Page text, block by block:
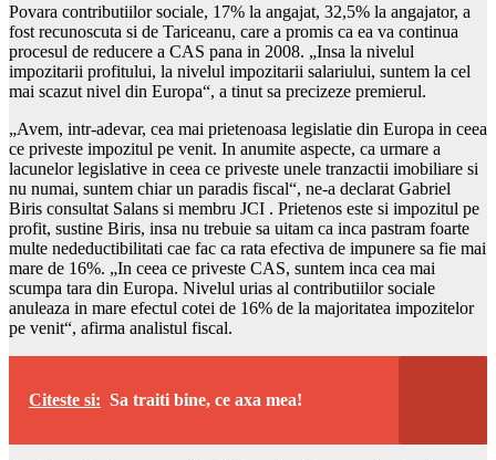
Povara contributiilor sociale, 17% la angajat, 32,5% la angajator, a
fost recunoscuta si de Tariceanu, care a promis ca ea va continua
procesul de reducere a CAS pana in 2008. „Insa la nivelul
impozitarii profitului, la nivelul impozitarii salariului, suntem la cel
mai scazut nivel din Europa“, a tinut sa precizeze premierul.
„Avem, intr-adevar, cea mai prietenoasa legislatie din Europa in ceea
ce priveste impozitul pe venit. In anumite aspecte, ca urmare a
lacunelor legislative in ceea ce priveste unele tranzactii imobiliare si
nu numai, suntem chiar un paradis fiscal“, ne-a declarat Gabriel
Biris consultat Salans si membru JCI . Prietenos este si impozitul pe
profit, sustine Biris, insa nu trebuie sa uitam ca inca pastram foarte
multe nedeductibilitati cae fac ca rata efectiva de impunere sa fie mai
mare de 16%. „In ceea ce priveste CAS, suntem inca cea mai
scumpa tara din Europa. Nivelul urias al contributiilor sociale
anuleaza in mare efectul cotei de 16% de la majoritatea impozitelor
pe venit“, afirma analistul fiscal.
Citeste si: Sa traiti bine, ce axa mea!